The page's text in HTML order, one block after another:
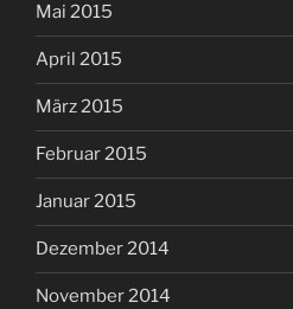
Mai 2015
April 2015
März 2015
Februar 2015
Januar 2015
Dezember 2014
November 2014